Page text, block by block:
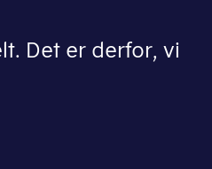
Det er derfor, vi